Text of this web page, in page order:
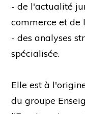
- de l'actualité
commerce et de
- des analyses
spécialisée.
Elle est à
du groupe